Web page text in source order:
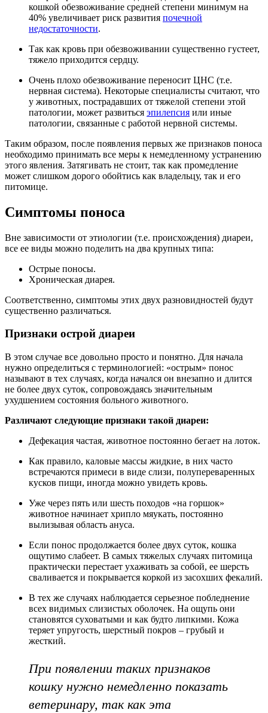
кошкой обезвоживание средней степени минимум на
40% увеличивает риск развития почечной
недостаточности.
Так как кровь при обезвоживании существенно густеет,
тяжело приходится сердцу.
Очень плохо обезвоживание переносит ЦНС (т.е.
нервная система). Некоторые специалисты считают, что
у животных, пострадавших от тяжелой степени этой
патологии, может развиться эпилепсия или иные
патологии, связанные с работой нервной системы.
Таким образом, после появления первых же признаков поноса
необходимо принимать все меры к немедленному устранению
этого явления. Затягивать не стоит, так как промедление
может слишком дорого обойтись как владельцу, так и его
питомице.
Симптомы поноса
Вне зависимости от этиологии (т.е. происхождения) диареи,
все ее виды можно поделить на два крупных типа:
Острые поносы.
Хроническая диарея.
Соответственно, симптомы этих двух разновидностей будут
существенно различаться.
Признаки острой диареи
В этом случае все довольно просто и понятно. Для начала
нужно определиться с терминологией: «острым» понос
называют в тех случаях, когда начался он внезапно и длится
не более двух суток, сопровождаясь значительным
ухудшением состояния больного животного.
Различают следующие признаки такой диареи:
Дефекация частая, животное постоянно бегает на лоток.
Как правило, каловые массы жидкие, в них часто
встречаются примеси в виде слизи, полупереваренных
кусков пищи, иногда можно увидеть кровь.
Уже через пять или шесть походов «на горшок»
животное начинает хрипло мяукать, постоянно
вылизывая область ануса.
Если понос продолжается более двух суток, кошка
ощутимо слабеет. В самых тяжелых случаях питомица
практически перестает ухаживать за собой, ее шерсть
сваливается и покрывается коркой из засохших фекалий.
В тех же случаях наблюдается серьезное побледнение
всех видимых слизистых оболочек. На ощупь они
становятся суховатыми и как будто липкими. Кожа
теряет упругость, шерстный покров – грубый и
жесткий.
При появлении таких признаков
кошку нужно немедленно показать
ветеринару, так как эта